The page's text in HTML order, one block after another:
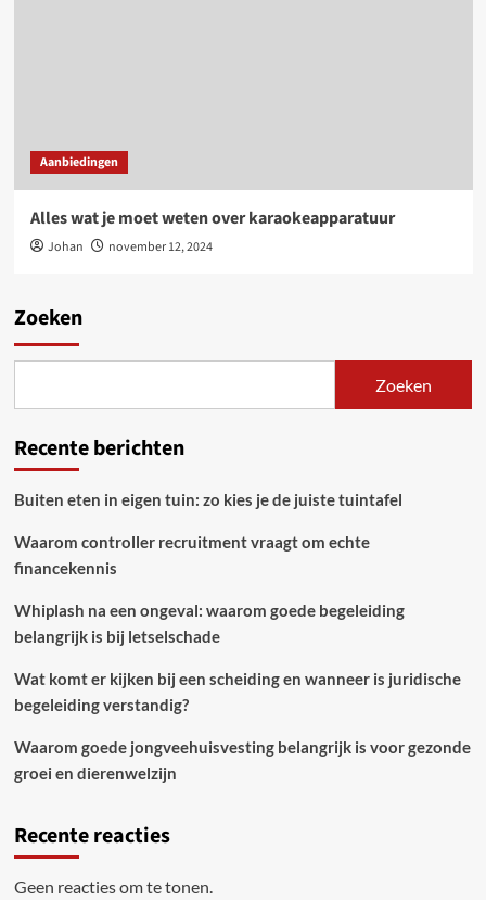
Aanbiedingen
Alles wat je moet weten over karaokeapparatuur
Johan november 12, 2024
Zoeken
Zoeken
Recente berichten
Buiten eten in eigen tuin: zo kies je de juiste tuintafel
Waarom controller recruitment vraagt om echte
financekennis
Whiplash na een ongeval: waarom goede begeleiding
belangrijk is bij letselschade
Wat komt er kijken bij een scheiding en wanneer is juridische
begeleiding verstandig?
Waarom goede jongveehuisvesting belangrijk is voor gezonde
groei en dierenwelzijn
Recente reacties
Geen reacties om te tonen.